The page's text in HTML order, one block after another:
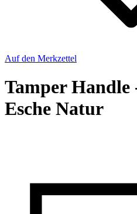
Auf den Merkzettel
Tamper Handle
Esche Natur